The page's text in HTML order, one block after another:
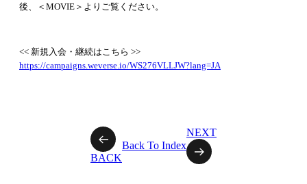
後、＜MOVIE＞よりご覧ください。
<< 新規入会・継続はこちら >>
https://campaigns.weverse.io/WS276VLLJW?lang=JA
BACK
Back To Index
NEXT